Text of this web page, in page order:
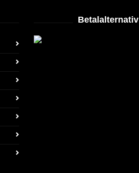
Betalalternativ